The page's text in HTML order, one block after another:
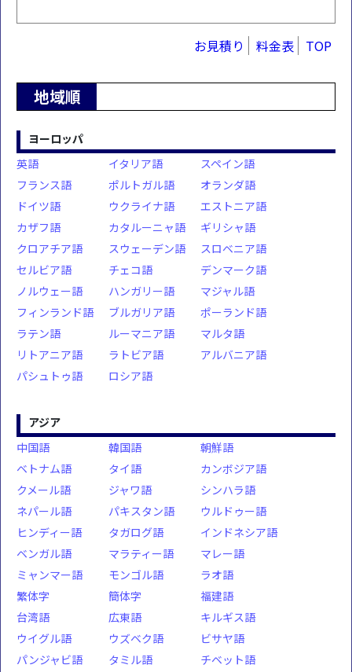
お見積り 料金表 TOP
地域順
ヨーロッパ
英語
イタリア語
スペイン語
フランス語
ポルトガル語
オランダ語
ドイツ語
ウクライナ語
エストニア語
カザフ語
カタルーニャ語
ギリシャ語
クロアチア語
スウェーデン語
スロベニア語
セルビア語
チェコ語
デンマーク語
ノルウェー語
ハンガリー語
マジャル語
フィンランド語
ブルガリア語
ポーランド語
ラテン語
ルーマニア語
マルタ語
リトアニア語
ラトビア語
アルバニア語
パシュトゥ語
ロシア語
アジア
中国語
韓国語
朝鮮語
ベトナム語
タイ語
カンボジア語
クメール語
ジャワ語
シンハラ語
ネパール語
パキスタン語
ウルドゥー語
ヒンディー語
タガログ語
インドネシア語
ベンガル語
マラティー語
マレー語
ミャンマー語
モンゴル語
ラオ語
繁体字
簡体字
福建語
台湾語
広東語
キルギス語
ウイグル語
ウズベク語
ビサヤ語
パンジャビ語
タミル語
チベット語